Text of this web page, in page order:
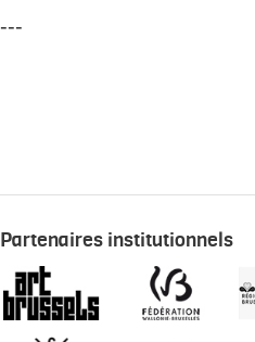
---
Partenaires institutionnels